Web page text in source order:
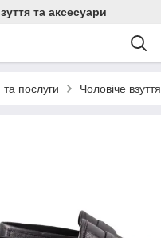
та аксесуари
послуги Чоловіче взуття